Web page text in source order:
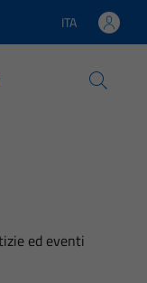
Lingua attiva:
ITA
ed eventi